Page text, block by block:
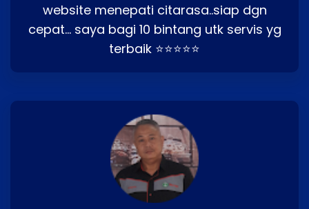
website menepati citarasa..siap dgn
cepat… saya bagi 10 bintang utk servis yg
terbaik ⭐⭐⭐⭐⭐